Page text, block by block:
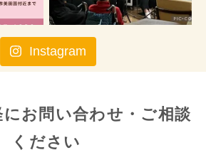
Instagram
お問い合わせ・ご相談
ください